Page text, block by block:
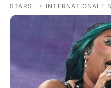
Filme
STARS INTERNATIONALE